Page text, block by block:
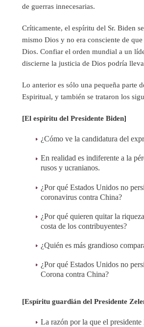
de guerras innecesarias.
Críticamente, el espíritu del Sr. Biden
mismo Dios y no era consciente de que
Dios. Confiar el orden mundial a un
discierne la justicia de Dios podría
Lo anterior es sólo una pequeña parte
Espiritual, y también se trataron los
[El espíritu del Presidente Biden]
¿Cómo ve la candidatura del
En realidad es indiferente a la
rusos y ucranianos.
¿Por qué Estados Unidos no
coronavirus contra China?
¿Por qué quieren quitar la
costa de los contribuyentes?
¿Quién es más grandioso
¿Por qué Estados Unidos no
Corona contra China?
[Espíritu guardián del Presidente
La razón por la que el presidente